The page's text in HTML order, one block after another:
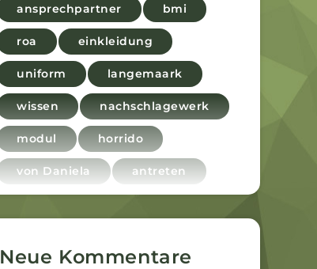
ansprechpartner bmi
roa einkleidung
uniform langemaark
wissen nachschlagewerk
modul horrido
von Daniela antreten
Neue Kommentare